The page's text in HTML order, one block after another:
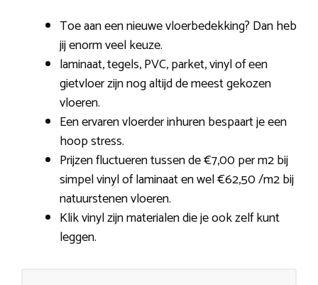
Toe aan een nieuwe vloerbedekking? Dan heb
jij enorm veel keuze.
laminaat, tegels, PVC, parket, vinyl of een
gietvloer zijn nog altijd de meest gekozen
vloeren.
Een ervaren vloerder inhuren bespaart je een
hoop stress.
Prijzen fluctueren tussen de €7,00 per m2 bij
simpel vinyl of laminaat en wel €62,50 /m2 bij
natuurstenen vloeren.
Klik vinyl zijn materialen die je ook zelf kunt
leggen.